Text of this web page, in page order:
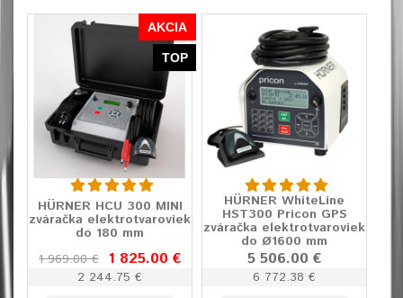
AKCIA
TOP
HÜRNER HCU 300 MINI
zváračka elektrotvaroviek
do 180 mm
1 969.00 € 1 825.00 €
2 244.75 €
HÜRNER WhiteLine
HST300 Pricon GPS
zváračka elektrotvaroviek
do Ø1600 mm
5 506.00 €
6 772.38 €